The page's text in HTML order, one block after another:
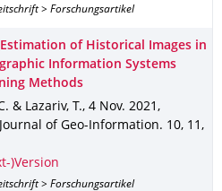
> Forschungsartikel
of Historical Images in
Information Systems
Methods
& Lazariv, T., 4 Nov. 2021 ,
of Geo-Information. 10, 11 ,
)Version
> Forschungsartikel